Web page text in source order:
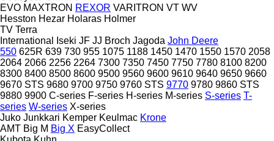
EVO MAXTRON REXOR VARITRON VT WV
Hesston Hezar Holaras Holmer
TV Terra
International
Iseki JF JJ Broch Jagoda John Deere
550 625R 639 730 955 1075 1188 1450 1470 1550 1570 2058
2064 2066 2256 2264 7300 7350 7450 7750 7780 8100 8200
8300 8400 8500 8600 9500 9560 9600 9610 9640 9650 9660
9670 STS 9680 9700 9750 9760 STS 9770 9780 9860 STS
9880 9900 C-series F-series H-series M-series S-series T-
series W-series X-series
Juko Junkkari Kemper Keulmac Krone
AMT Big M Big X EasyCollect